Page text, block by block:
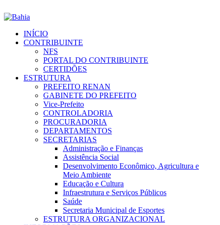
INÍCIO
CONTRIBUINTE
NFS
PORTAL DO CONTRIBUINTE
CERTIDÕES
ESTRUTURA
PREFEITO RENAN
GABINETE DO PREFEITO
Vice-Prefeito
CONTROLADORIA
PROCURADORIA
DEPARTAMENTOS
SECRETARIAS
Administração e Finanças
Assistência Social
Desenvolvimento Econômico, Agricultura e
Meio Ambiente
Educação e Cultura
Infraestrutura e Serviços Públicos
Saúde
Secretaria Municipal de Esportes
ESTRUTURA ORGANIZACIONAL